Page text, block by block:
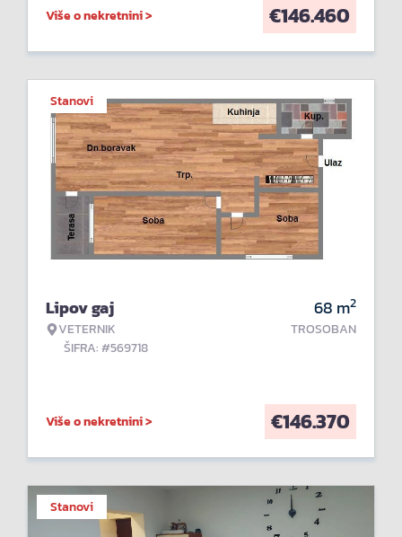
Više o nekretnini > €146.460
Stanovi
Lipov gaj
VETERNIK
ŠIFRA: #569718
68 m2
TROSOBAN
Više o nekretnini > €146.370
Stanovi